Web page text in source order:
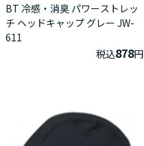
BT 冷感・消臭 パワーストレッ
チ ヘッドキャップ グレー JW-
611
税込878円